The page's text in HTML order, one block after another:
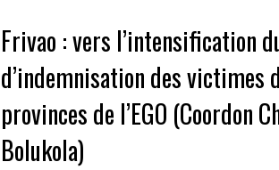
Frivao : vers l’intensification
d’indemnisation des victimes
provinces de l’EGO (Coordon
Bolukola)